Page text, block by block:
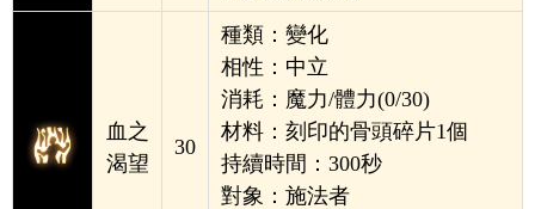
血之
渴望
30
種類：變化
相性：中立
消耗：魔力/體力(0/30)
材料：刻印的骨頭碎片1個
持續時間：300秒
對象：施法者